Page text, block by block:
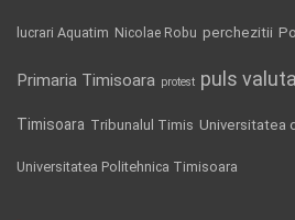
lucrari Aquatim Nicolae Robu perchezitii
Primaria Timisoara protest puls
Timisoara Tribunalul Timis Universitatea
Universitatea Politehnica Timisoara